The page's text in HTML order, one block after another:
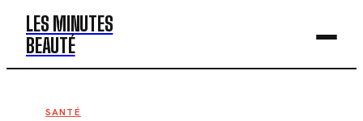
LES MINUTES
BEAUTÉ
BEAUTÉ
SANTÉ